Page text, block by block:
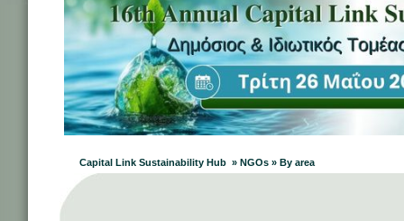
Capital Link Sustainability Hub » NGOs » By area